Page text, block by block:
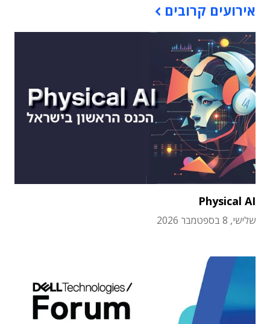
אירועים קרובים
Physical AI
שלישי, 8 בספטמבר 2026